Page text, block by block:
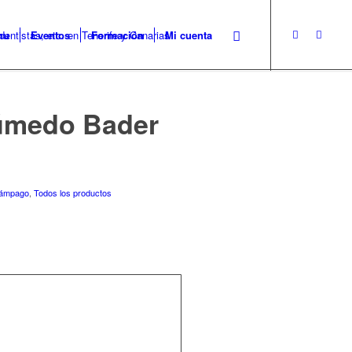
Eventos Formación Mi cuenta
Bader
,Todos los productos